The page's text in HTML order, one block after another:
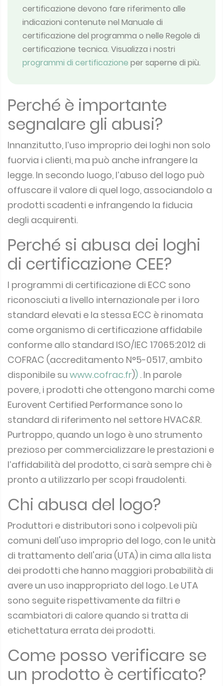
certificazione devono fare riferimento alle
indicazioni contenute nel Manuale di
certificazione del programma o nelle Regole di
certificazione tecnica. Visualizza i nostri
programmi di certificazione per saperne di più.
Perché è importante
segnalare gli abusi?
Innanzitutto, l’uso improprio dei loghi non solo
fuorvia i clienti, ma può anche infrangere la
legge. In secondo luogo, l’abuso del logo può
offuscare il valore di quel logo, associandolo a
prodotti scadenti e infrangendo la fiducia
degli acquirenti.
Perché si abusa dei loghi
di certificazione CEE?
I programmi di certificazione di ECC sono
riconosciuti a livello internazionale per i loro
standard elevati e la stessa ECC è rinomata
come organismo di certificazione affidabile
conforme allo standard ISO/IEC 17065:2012 di
COFRAC (accreditamento N°5-0517, ambito
disponibile su www.cofrac.fr)) . In parole
povere, i prodotti che ottengono marchi come
Eurovent Certified Performance sono lo
standard di riferimento nel settore HVAC&R.
Purtroppo, quando un logo è uno strumento
prezioso per commercializzare le prestazioni e
l’affidabilità del prodotto, ci sarà sempre chi è
pronto a utilizzarlo per scopi fraudolenti.
Chi abusa del logo?
Produttori e distributori sono i colpevoli più
comuni dell'uso improprio del logo, con le unità
di trattamento dell'aria (UTA) in cima alla lista
dei prodotti che hanno maggiori probabilità di
avere un uso inappropriato del logo. Le UTA
sono seguite rispettivamente da filtri e
scambiatori di calore quando si tratta di
etichettatura errata dei prodotti.
Come posso verificare se
un prodotto è certificato?